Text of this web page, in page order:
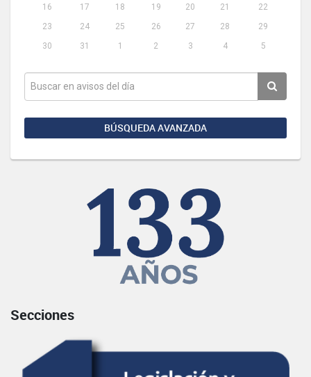
16
17 18 19 20 21
22
23
24 25 26 27 28
29
30
31 1 2 3 4 5
BÚSQUEDA AVANZADA
Secciones